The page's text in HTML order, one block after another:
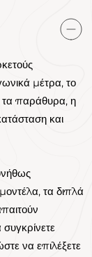
μέτρα, το
τα παράθυρα, η
και
τα διπλά
να επιλέξετε